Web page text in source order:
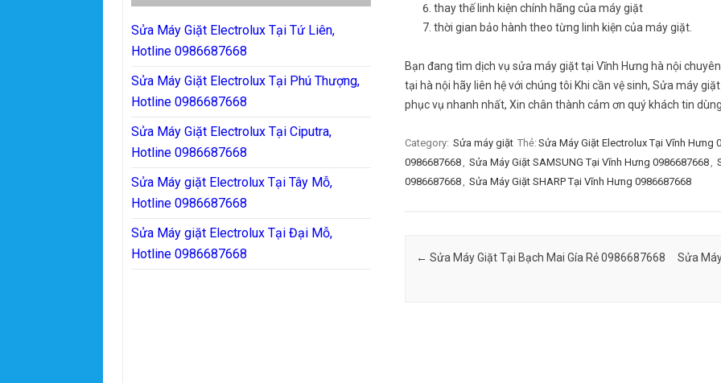
thay thế linh kiện chính hãng của máy giặt
thời gian bảo hành theo từng linh kiện của máy giặt.
Bạn đang tìm dịch vụ sửa máy giặt tại Vĩnh Hưng hà nội
tại hà nội hãy liên hệ với chúng tôi Khi cần vệ sinh, Sửa máy
phục vụ nhanh nhất, Xin chân thành cảm ơn quý khách tin
Category: Sửa máy giặt Thẻ: Sửa Máy Giặt Electrolux Tại Vĩnh Hưng
0986687668, Sửa Máy Giặt SAMSUNG Tại Vĩnh Hưng 0986687668,
0986687668, Sửa Máy Giặt SHARP Tại Vĩnh Hưng 0986687668
Post navigation
← Sửa Máy Giặt Tại Bạch Mai Gía Rẻ 0986687668
Sửa
Sửa Máy Giặt Electrolux Tại Tứ Liên,
Hotline 0986687668
Sửa Máy Giặt Electrolux Tại Phú Thượng,
Hotline 0986687668
Sửa Máy Giặt Electrolux Tại Ciputra,
Hotline 0986687668
Sửa Máy giặt Electrolux Tại Tây Mỗ,
Hotline 0986687668
Sửa Máy giặt Electrolux Tại Đại Mỗ,
Hotline 0986687668